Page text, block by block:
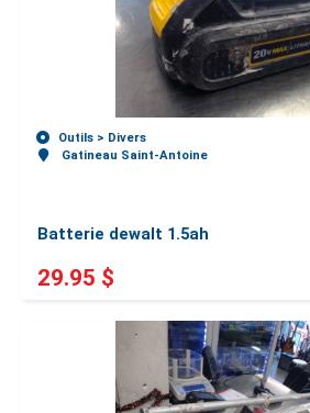
Outils > Divers
Gatineau Saint-Antoine
Batterie dewalt 1.5ah
29.95 $